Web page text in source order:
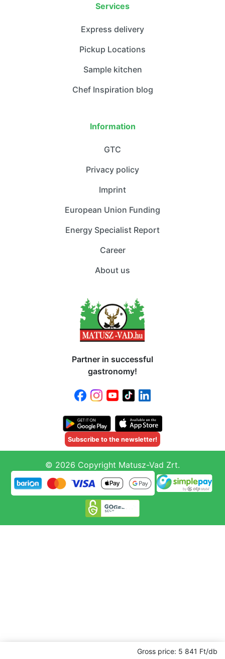
Gross price: 5 841 Ft/db
Services
Express delivery
Pickup Locations
Sample kitchen
Chef Inspiration blog
Information
GTC
Privacy policy
Imprint
European Union Funding
Energy Specialist Report
Career
About us
Partner in successful
gastronomy!
Subscribe to the newsletter!
© 2026 Copyright Matusz-Vad Zrt.